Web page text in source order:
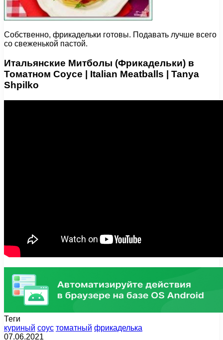
Собственно, фрикадельки готовы. Подавать лучше всего
со свеженькой пастой.
Итальянские Митболы (Фрикадельки) в
Томатном Соусе | Italian Meatballs | Tanya
Shpilko
Теги
куриный соус томатный фрикаделька
07.06.2021